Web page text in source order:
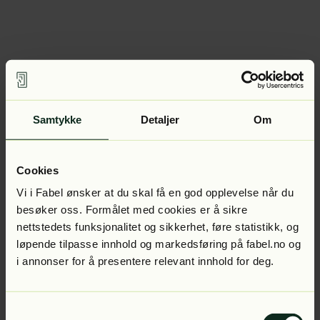
Samtykke Detaljer Om
Cookies
Vi i Fabel ønsker at du skal få en god opplevelse når du
besøker oss. Formålet med cookies er å sikre
nettstedets funksjonalitet og sikkerhet, føre statistikk, og
løpende tilpasse innhold og markedsføring på fabel.no og
i annonser for å presentere relevant innhold for deg.